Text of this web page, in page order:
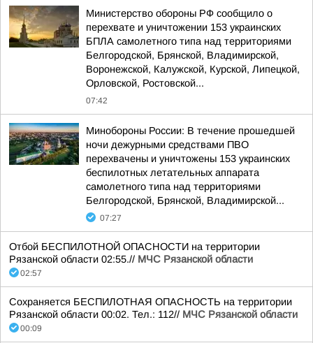
Министерство обороны РФ сообщило о
перехвате и уничтожении 153 украинских
БПЛА самолетного типа над территориями
Белгородской, Брянской, Владимирской,
Воронежской, Калужской, Курской, Липецкой,
Орловской, Ростовской...
07:42
Минобороны России: В течение прошедшей
ночи дежурными средствами ПВО
перехвачены и уничтожены 153 украинских
беспилотных летательных аппарата
самолетного типа над территориями
Белгородской, Брянской, Владимирской...
07:27
Отбой БЕСПИЛОТНОЙ ОПАСНОСТИ на территории
Рязанской области 02:55.// МЧС Рязанской области
02:57
Сохраняется БЕСПИЛОТНАЯ ОПАСНОСТЬ на территории
Рязанской области 00:02. Тел.: 112// МЧС Рязанской области
00:09